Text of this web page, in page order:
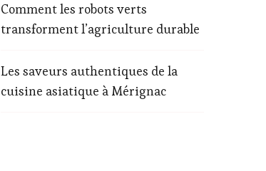
Comment les robots verts
transforment l’agriculture durable
Les saveurs authentiques de la
cuisine asiatique à Mérignac